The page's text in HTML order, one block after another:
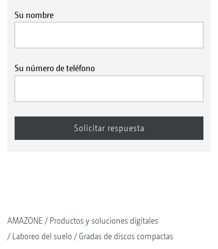
Su nombre
Su número de teléfono
AMAZONE
Productos y soluciones digitales
Laboreo del suelo
Gradas de discos compactas